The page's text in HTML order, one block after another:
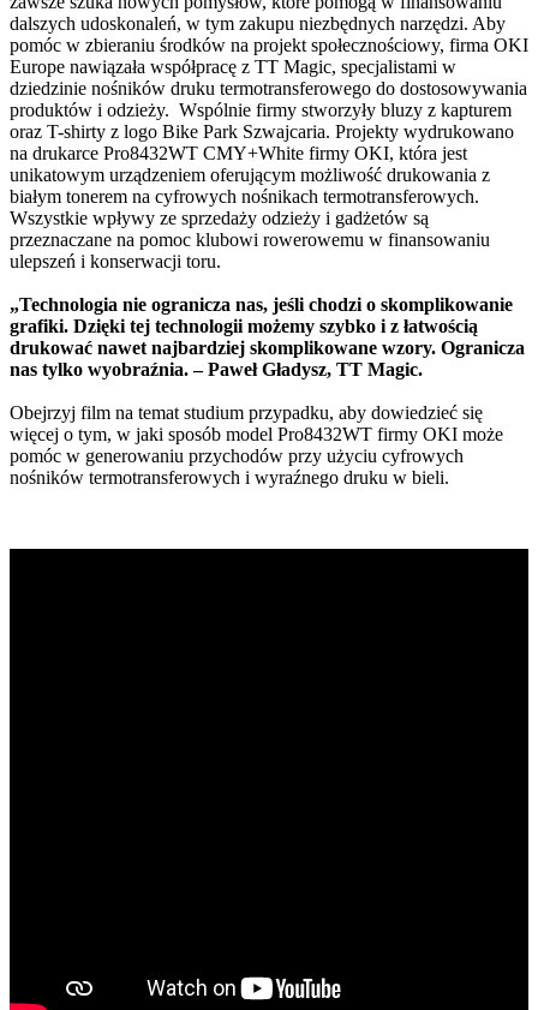
dalszych udoskonaleń, w tym zakupu niezbędnych narzędzi. Aby
pomóc w zbieraniu środków na projekt społecznościowy, firma OKI
Europe nawiązała współpracę z TT Magic, specjalistami w
dziedzinie nośników druku termotransferowego do dostosowywania
produktów i odzieży. Wspólnie firmy stworzyły bluzy z kapturem
oraz T-shirty z logo Bike Park Szwajcaria. Projekty wydrukowano
na drukarce Pro8432WT CMY+White firmy OKI, która jest
unikatowym urządzeniem oferującym możliwość drukowania z
białym tonerem na cyfrowych nośnikach termotransferowych.
Wszystkie wpływy ze sprzedaży odzieży i gadżetów są
przeznaczane na pomoc klubowi rowerowemu w finansowaniu
ulepszeń i konserwacji toru.
„Technologia nie ogranicza nas, jeśli chodzi o skomplikowanie
grafiki. Dzięki tej technologii możemy szybko i z łatwością
drukować nawet najbardziej skomplikowane wzory. Ogranicza
nas tylko wyobraźnia. – Paweł Gładysz, TT Magic.
Obejrzyj film na temat studium przypadku, aby dowiedzieć się
więcej o tym, w jaki sposób model Pro8432WT firmy OKI może
pomóc w generowaniu przychodów przy użyciu cyfrowych
nośników termotransferowych i wyraźnego druku w bieli.